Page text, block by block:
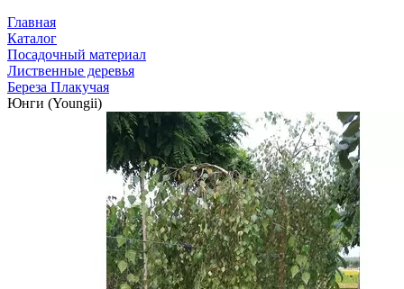
Главная
Каталог
Посадочный материал
Лиственные деревья
Береза Плакучая
Юнги (Youngii)